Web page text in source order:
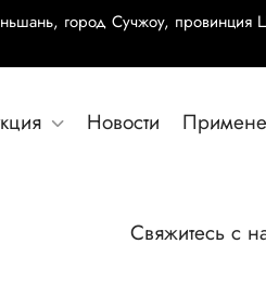
город Сучжоу, провинция
Новости
Свяжитесь с